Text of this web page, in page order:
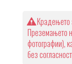
Крадењето
Преземањето
фотографии),
без